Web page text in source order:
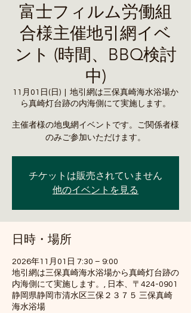
富士フィルム労働組
合様主催地引網イベ
ント (時間、BBQ検討
中)
11月01日(日)
地引網は三保真崎海水浴場か
ら真崎灯台跡の内海側にて実施します。
主催者様の地曳網イベントです。ご関係者様
のみご参加いただけます。
チケットは販売されていません
他のイベントを見る
日時・場所
2026年11月01日 7:30 – 9:00
地引網は三保真崎海水浴場から真崎灯台跡の
内海側にて実施します。, 日本、〒424-0901
静岡県静岡市清水区三保２３７５ 三保真崎
海水浴場